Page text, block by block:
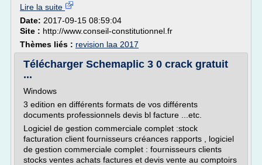
Lire la suite
Date: 2017-09-15 08:59:04
Site : http://www.conseil-constitutionnel.fr
Thèmes liés : revision laa 2017
Télécharger Schemaplic 3 0 crack gratuit
...
Windows
3 edition en différents formats de vos différents
documents professionnels devis bl facture ...etc.
Logiciel de gestion commerciale complet :stock
facturation client fournisseurs créances rapports , logiciel
de gestion commerciale complet : fournisseurs clients
stocks ventes achats factures et devis vente au comptoirs